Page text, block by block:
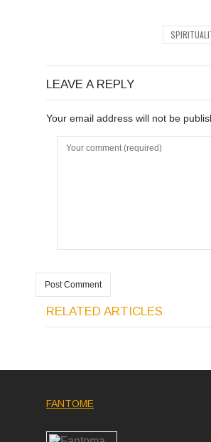
LEAVE A REPLY
Your email address will not be
RELATED ARTICLES
FANTOME